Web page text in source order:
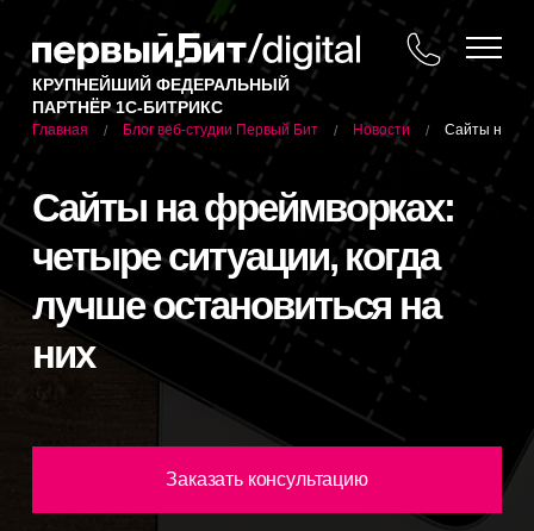
КРУПНЕЙШИЙ ФЕДЕРАЛЬНЫЙ
ПАРТНЁР 1С-БИТРИКС
Главная / Блог веб-студии Первый Бит / Новости / Сайты на
Сайты на фреймворках:
четыре ситуации, когда
лучше остановиться на
них
Заказать консультацию